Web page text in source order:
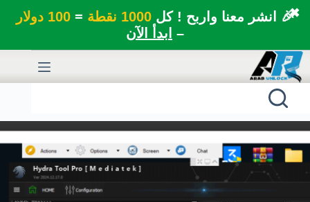
🎉 انشر معنا واربح ! كل1000 نقطة =100 دولار
– ابدأ الآن
✖
التجاوز
إلى
المحتوى